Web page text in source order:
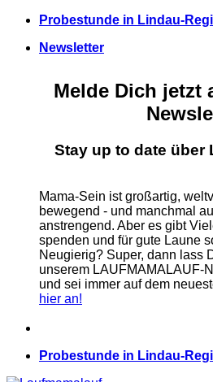
Zum
springen
Probestunde in Lindau-
Newsletter
Melde Dich jetzt
Stay up to date über
Mama-Sein ist großartig,
bewegend - und manchmal
anstrengend. Aber es gibt
spenden und für gute Laune
Neugierig? Super, dann lass
unserem LAUFMAMALAUF-
und sei immer auf dem
hier an!
Probestunde in Lindau-